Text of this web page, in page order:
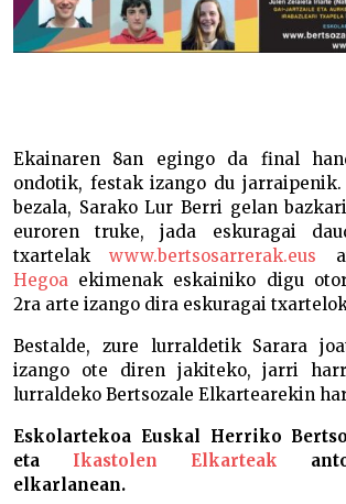
Ekainaren 8an egingo da final
ondotik, festak izango du jarraipenik.
bezala, Sarako Lur Berri gelan
euroren truke, jada eskuragai
txartelakwww.bertsosarrerak.eus
Hegoa ekimenak eskainiko digu
2ra arte izango dira eskuragai
Bestalde, zure lurraldetik Sarara
izango ote diren jakiteko, jarri
lurraldeko Bertsozale Elkartearekin
Eskolartekoa Euskal Herriko
eta Ikastolen Elkarteak
elkarlanean.